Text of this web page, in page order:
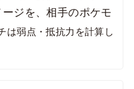
ジを、相手のポケモ
は弱点・抵抗力を計算し